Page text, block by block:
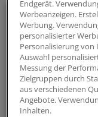
Menschen
Persönlichkeiten
Neues wagen:
Endgerät.
Werbeanzeigen.
Werbung.
personalisierter
Personalisierung
Auswahl
Messung der
Zielgruppen durch
aus verschiedenen
Angebote.
Inhalten.